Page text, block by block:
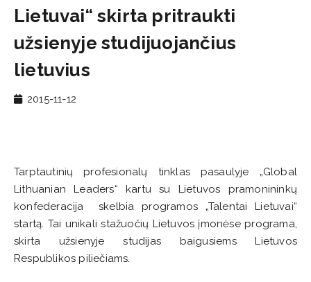
Lietuvai“ skirta pritraukti
užsienyje studijuojančius
lietuvius
2015-11-12
Tarptautinių profesionalų tinklas pasaulyje „Global
Lithuanian Leaders“ kartu su Lietuvos pramonininkų
konfederacija skelbia programos „Talentai Lietuvai“
startą. Tai unikali stažuočių Lietuvos įmonėse programa,
skirta užsienyje studijas baigusiems Lietuvos
Respublikos piliečiams.